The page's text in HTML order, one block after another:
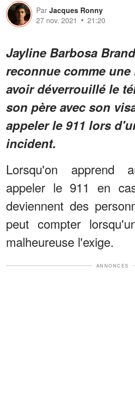
Par Jacques Ronny
27 nov. 2021
21:20
Jayline Barbosa
reconnue comme
avoir déverrouillé le
son père avec son
appeler le 911 lors
incident.
Lorsqu'on apprend
appeler le 911 en
deviennent des
peut compter
malheureuse l'exige.
ANNONCES